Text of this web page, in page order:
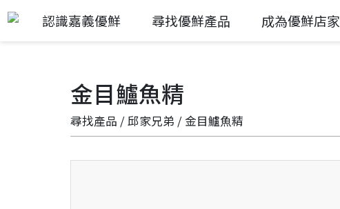
認識嘉義優鮮 尋找優鮮產品 成為優鮮店家
金目鱸魚精
尋找產品 /邱家兄弟 / 金目鱸魚精